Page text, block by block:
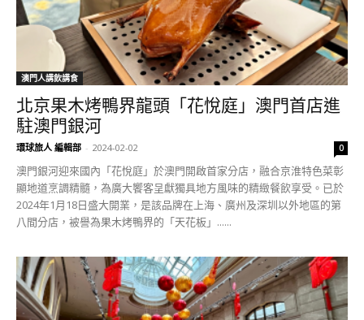
澳門人講飲講食
北京果木烤鴨界龍頭「花悅庭」澳門首店進
駐澳門銀河
環球旅人 編輯部 - 2024-02-02 0
澳門銀河迎來國內「花悅庭」於澳門開啟首家分店，融合京淮特色菜彰
顯地道烹調精髓，為廣大饗客呈獻獨具地方風味的精緻餐飲享受。已於
2024年1月18日盛大開業，是該品牌在上海、廣州及深圳以外地區的第
八間分店，被譽為果木烤鴨界的「天花板」......